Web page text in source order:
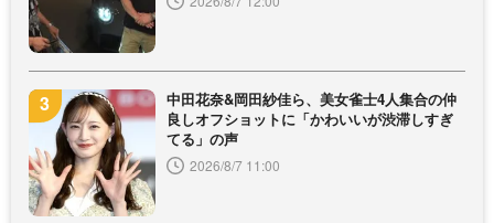
中田花奈&岡田紗佳ら、美女雀士4人集合の仲
良しオフショットに「かわいいが渋滞しすぎ
てる」の声
2026/8/7 11:00